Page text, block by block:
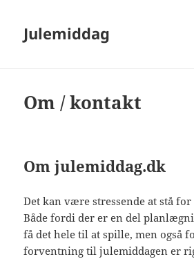
Julemiddag
Om / kontakt
Om julemiddag.dk
Det kan være stressende at stå
Både fordi der er en del
få det hele til at spille, men også
forventning til julemiddagen er